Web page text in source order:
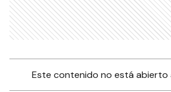
Este contenido no está abierto